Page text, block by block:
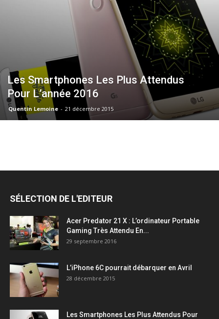
Les Smartphones Les Plus Attendus
Pour L’année 2016
Quentin Lemoine - 21 décembre 2015
SÉLECTION DE L'EDITEUR
Acer Predator 21 X : L’ordinateur Portable
Gaming Très Attendu En...
29 septembre 2016
L’iPhone 6C pourrait débarquer en Avril
28 décembre 2015
Les Smartphones Les Plus Attendus Pour